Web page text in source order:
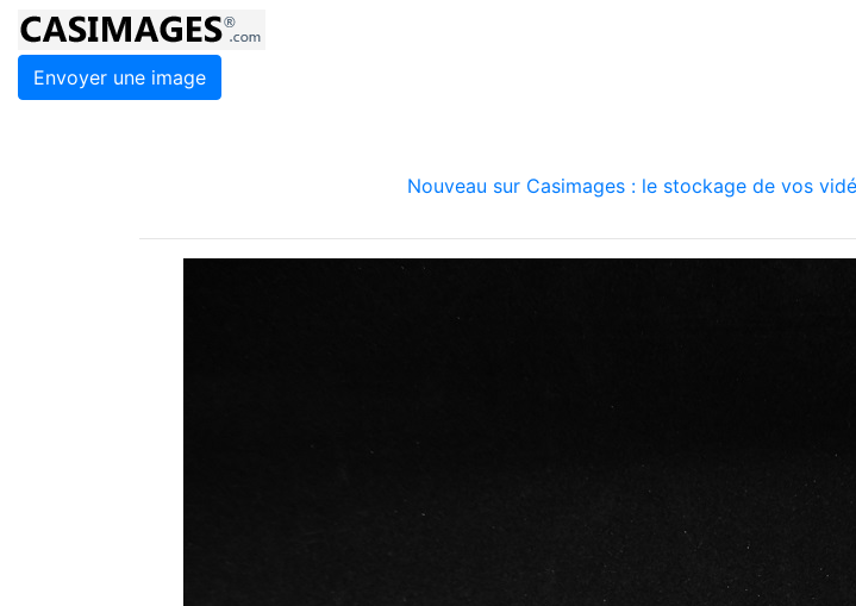
Envoyer une image
Nouveau sur Casimages : le stockage de vos